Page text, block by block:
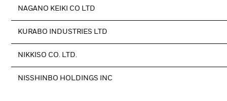
NAGANO KEIKI CO LTD
KURABO INDUSTRIES LTD
NIKKISO CO. LTD.
NISSHINBO HOLDINGS INC